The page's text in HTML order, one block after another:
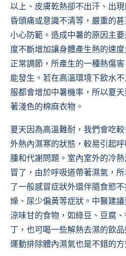
以上、皮膚乾熱卻不出汗、出
昏頭痛或意識不清等，嚴重的
小心防範。造成中暑的原因主
度不斷增加讓身體產生熱的速
正常調節，所產生的一種熱傷
能發生。若在高溫環境下飲水
服都會增加中暑機率，所以夏
著淺色的棉麻衣物。
夏天因為高溫難耐，我們會吃
外熱內濕寒的狀態，較易引起
腫和代謝問題。室內室外的冷
冒了，由於呼吸道帶著濕氣，
了一般感冒症狀外還伴隨食慾
燥、尿少偏黃等症狀。中醫建
涼味甘的食物，如綠豆、豆腐
丁，也可喝一些解熱去濕的飲
運動排除體內濕氣也是不錯的方